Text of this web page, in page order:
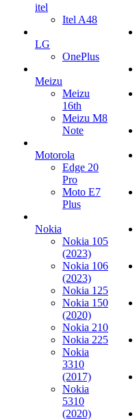
itel
Itel A48
LG
OnePlus
Meizu
Meizu
16th
Meizu M8
Note
Motorola
Edge 20
Pro
Moto E7
Plus
Nokia
Nokia 105
(2023)
Nokia 106
(2023)
Nokia 125
Nokia 150
(2020)
Nokia 210
Nokia 225
Nokia
3310
(2017)
Nokia
5310
(2020)